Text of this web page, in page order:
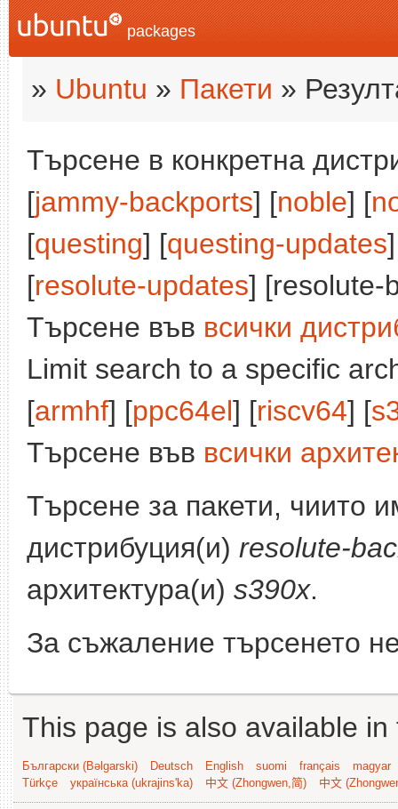
packages
» Ubuntu » Пакети »
Търсене в конкретна
[jammy-backports] [noble] [
[questing] [questing-updates
[resolute-updates] [resolute-
Търсене във всички
Limit search to a specific
[armhf] [ppc64el] [riscv64] [
Търсене във всички
Търсене за пакети, чиито
дистрибуция(и) resolute-
архитектура(и) s390x.
За съжаление търсенето
This page is also available
Български (Bəlgarski) Deutsch English suomi français
magyar
Türkçe
українська (ukrajins'ka) 中文 (Zhongwen,简) 中文